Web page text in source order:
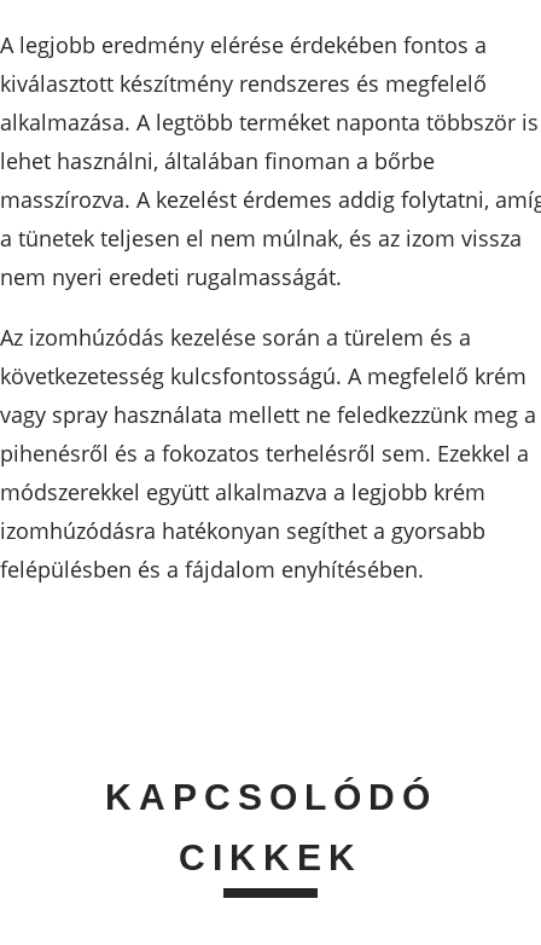
A legjobb eredmény elérése érdekében fontos a
kiválasztott készítmény rendszeres és megfelelő
alkalmazása. A legtöbb terméket naponta többször is
lehet használni, általában finoman a bőrbe
masszírozva. A kezelést érdemes addig folytatni,
a tünetek teljesen el nem múlnak, és az izom vissza
nem nyeri eredeti rugalmasságát.
Az izomhúzódás kezelése során a türelem és a
következetesség kulcsfontosságú. A megfelelő krém
vagy spray használata mellett ne feledkezzünk meg a
pihenésről és a fokozatos terhelésről sem. Ezekkel a
módszerekkel együtt alkalmazva a legjobb krém
izomhúzódásra hatékonyan segíthet a gyorsabb
felépülésben és a fájdalom enyhítésében.
KAPCSOLÓDÓ
CIKKEK